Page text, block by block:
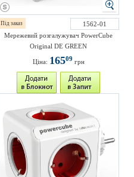
Під заказ
1562-01
Мережевий розгалужувач PowerCube
Original DE GREEN
Ціна: 16509 грн